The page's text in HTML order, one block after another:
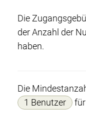
Die
der Anzahl der
haben.
Die
1 Benutzer